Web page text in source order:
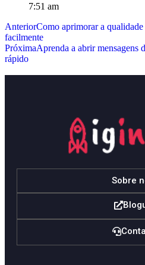
7:51 am
AnteriorComo aprimorar a
facilmente
PróximaAprenda a abrir mensagens
rápido
Sobre